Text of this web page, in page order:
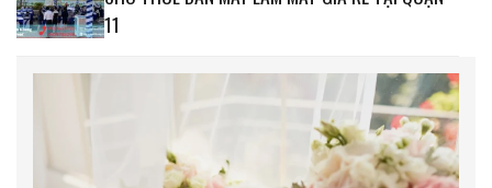
11